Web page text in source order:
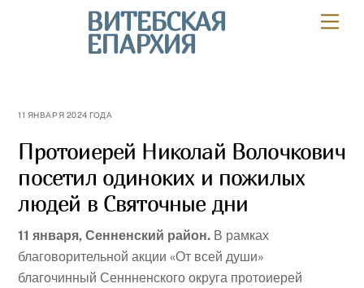
ВИТЕБСКАЯ
ЕПАРХИЯ
11 ЯНВАРЯ 2024 ГОДА
Протоиерей Николай Волочкович
посетил одиноких и пожилых
людей в Святочные дни
11 января, Сенненский район. В рамках
благоворительной акции «От всей души»
благочинный Сеннненского округа протоиерей